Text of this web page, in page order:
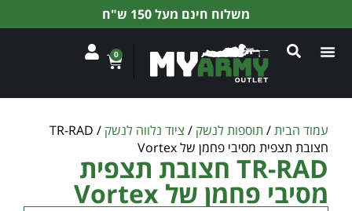
משלוח חינם מעל 150 ש"ח
0
עמוד הבית/ תוספות לנשק / ציוד נלווה לנשק
/ TR-RAD
חצובת תצפית מסיבי פחמן של Vortex
TR-RAD חצובת תצפית
מסיבי פחמן של Vortex